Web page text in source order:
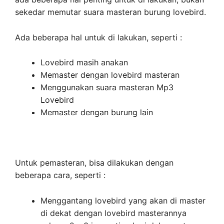
sekedar memutar suara masteran burung lovebird.
Ada beberapa hal untuk di lakukan, seperti :
Lovebird masih anakan
Memaster dengan lovebird masteran
Menggunakan suara masteran Mp3
Lovebird
Memaster dengan burung lain
Untuk pemasteran, bisa dilakukan dengan
beberapa cara, seperti :
Menggantang lovebird yang akan di master
di dekat dengan lovebird masterannya